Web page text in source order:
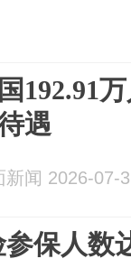
192.91
遇
新闻 2026-07-
保人数